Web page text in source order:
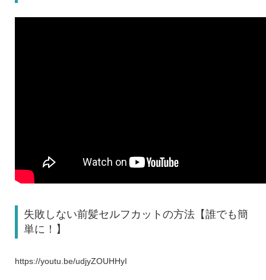
失敗しない前髪セルフカットの方法【誰でも簡
単に！】
https://youtu.be/udjyZOUHHyI